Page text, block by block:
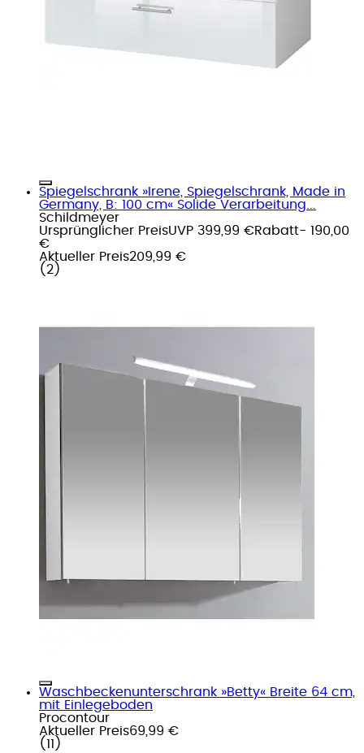
Spiegelschrank »Irene, Spiegelschrank, Made in
Germany, B: 100 cm« Solide Verarbeitung...
Schildmeyer
Ursprünglicher PreisUVP 399,99 €Rabatt- 190,00
€
Aktueller Preis209,99 €
( 2 )
Waschbeckenunterschrank »Betty« Breite 64 cm,
mit Einlegeboden
Procontour
Aktueller Preis69,99 €
( 11 )